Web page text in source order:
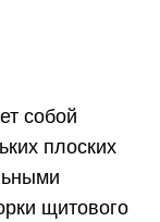
собой
плоских
щитового